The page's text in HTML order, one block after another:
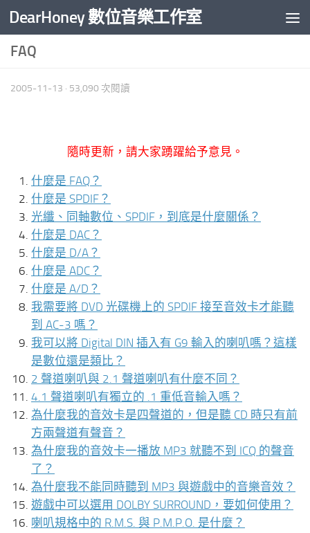
Skip to content
DearHoney 數位音樂工作室
FAQ
2005-11-13 · 53,090 次閱讀
隨時更新，請大家踴躍給予意見。
什麼是 FAQ？
什麼是 SPDIF？
光纖、同軸數位、SPDIF，到底是什麼關係？
什麼是 DAC？
什麼是 D/A？
什麼是 ADC？
什麼是 A/D？
我需要將 DVD 光碟機上的 SPDIF 接至音效卡才能聽
到 AC-3 嗎？
我可以將 Digital DIN 插入有 G9 輸入的喇叭嗎？這樣
是數位還是類比？
2 聲道喇叭與 2.1 聲道喇叭有什麼不同？
4.1 聲道喇叭有獨立的 .1 重低音輸入嗎？
為什麼我的音效卡是四聲道的，但是聽 CD 時只有前
方兩聲道有聲音？
為什麼我的音效卡一播放 MP3 就聽不到 ICQ 的聲音
了？
為什麼我不能同時聽到 MP3 與遊戲中的音樂音效？
遊戲中可以選用 DOLBY SURROUND，要如何使用？
喇叭規格中的 R.M.S. 與 P.M.P.O. 是什麼？